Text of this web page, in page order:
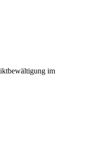
im